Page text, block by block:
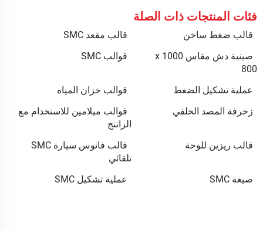
فئات المنتجات ذات الصلة
قالب ضغط ساخن
قالب مقعد SMC
صينية دش مقاس 1000 x
800
قوالب SMC
عملية تشكيل الضغط
قوالب خزان المياه
زخرفة المصد الخلفي
قوالب ميلامين للاستخدام مع
الراتنج
قالب ريزين للوحة
قالب فانوس سيارة SMC
تلقائي
صيغة SMC
عملية تشكيل SMC